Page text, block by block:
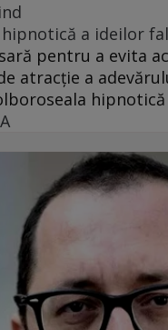
a ideilor
pentru a evita
atracție a